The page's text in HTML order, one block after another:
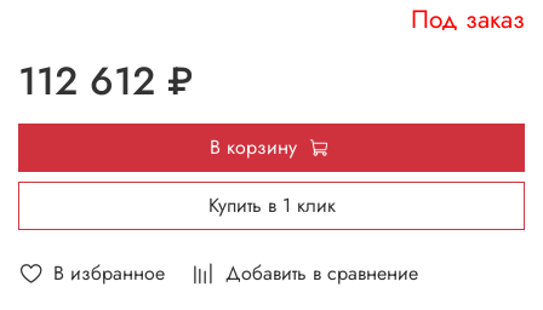
В избранное Добавить в сравнение
Под заказ
112 612 ₽
В корзину
Купить в 1 клик